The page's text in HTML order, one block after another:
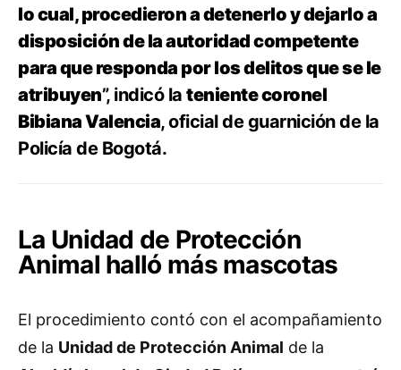
lo cual, procedieron a detenerlo y dejarlo a
disposición de la autoridad competente
para que responda por los delitos que se le
atribuyen”, indicó la teniente coronel
Bibiana Valencia, oficial de guarnición de la
Policía de Bogotá.
La Unidad de Protección
Animal halló más mascotas
El procedimiento contó con el acompañamiento
de la Unidad de Protección Animal de la